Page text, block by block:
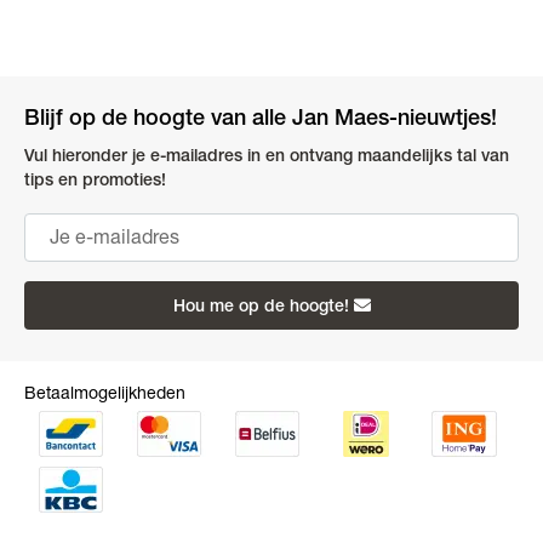
Blijf op de hoogte van alle Jan Maes-nieuwtjes!
Vul hieronder je e-mailadres in en ontvang maandelijks tal van
tips en promoties!
Hou me op de hoogte!
Betaalmogelijkheden